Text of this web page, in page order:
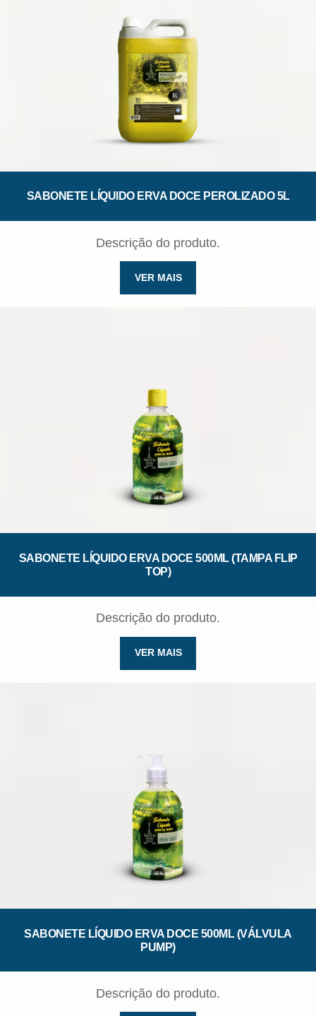
SABONETE LÍQUIDO ERVA DOCE PEROLIZADO 5L
Descrição do produto.
VER MAIS
SABONETE LÍQUIDO ERVA DOCE 500ML (TAMPA FLIP
TOP)
Descrição do produto.
VER MAIS
SABONETE LÍQUIDO ERVA DOCE 500ML (VÁLVULA
PUMP)
Descrição do produto.